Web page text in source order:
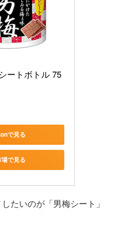
ートボトル 75
で見る
で見る
たいのが「男梅シート」